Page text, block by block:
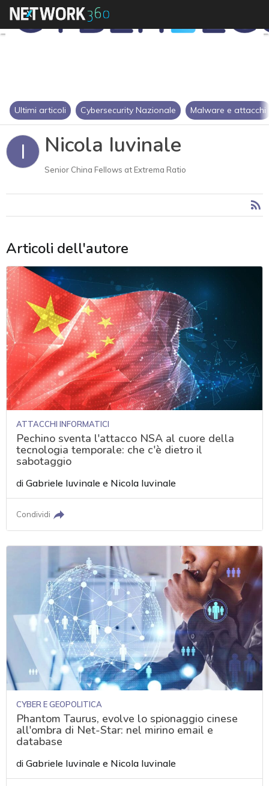
Ultimi articoli Cybersecurity Nazionale Malware e attacchi
I Nicola Iuvinale
Senior China Fellows at Extrema Ratio
Articoli dell'autore
ATTACCHI INFORMATICI
Pechino sventa l'attacco NSA al cuore della
tecnologia temporale: che c'è dietro il
sabotaggio
diGabriele Iuvinale e Nicola Iuvinale
Condividi
CYBER E GEOPOLITICA
Phantom Taurus, evolve lo spionaggio cinese
all'ombra di Net-Star: nel mirino email e
database
diGabriele Iuvinale e Nicola Iuvinale